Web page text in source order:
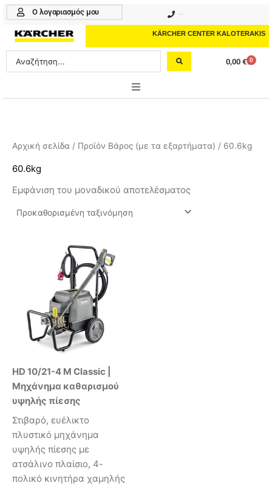
Μετάβαση
περιεχόμενο
Ο λογαριασμός μου
KÄRCHER CENTER KALOTERAKIS
Search
...
0,00 € 0
Cart
PROFESSIONAL
ΑΞΕΣΟΥΑΡ
ΚΑΘΑΡΙΣΤΙΚΑ
Αρχική σελίδα / Προϊόν Βάρος (με τα εξαρτήματα) / 60.6kg
60.6kg
Εμφάνιση του μοναδικού αποτελέσματος
HD 10/21-4 M Classic |
Μηχάνημα καθαρισμού
υψηλής πίεσης
Στιβαρό, ευέλικτο
πλυστικό μηχάνημα
υψηλής πίεσης με
ατσάλινο πλαίσιο, 4-
πολικό κινητήρα χαμηλής